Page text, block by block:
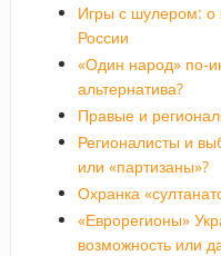
Игры с шулером: о
России
«Один народ» по-
альтернатива?
Правые и
Регионалисты и
или «партизаны»?
Охранка
«Еврорегионы»
возможность или